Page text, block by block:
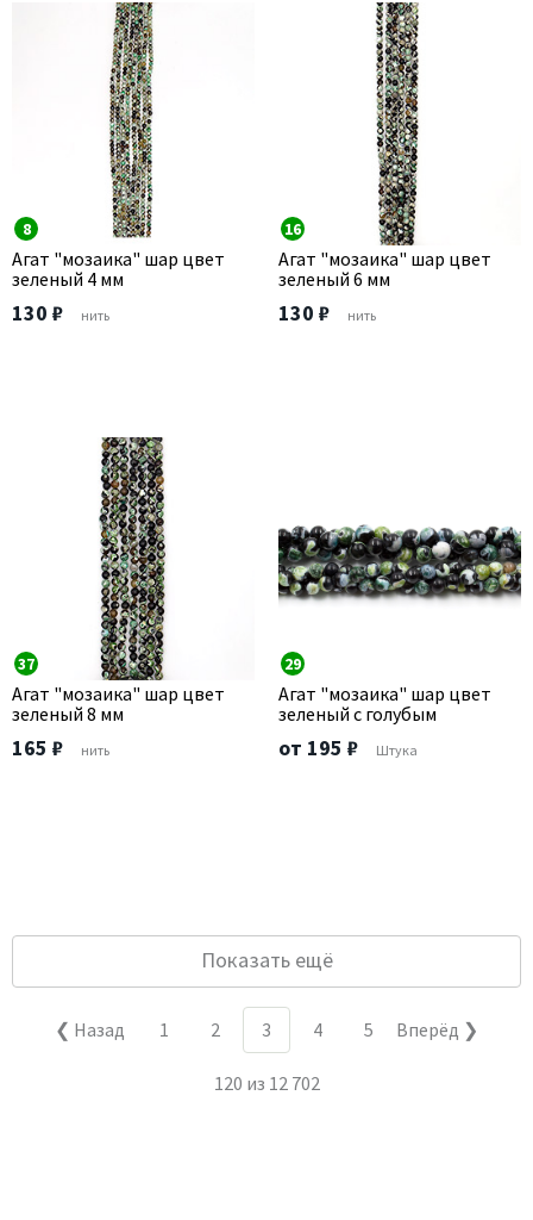
8
Агат "мозаика" шар цвет
зеленый 4 мм
130 ₽ нить
16
Агат "мозаика" шар цвет
зеленый 6 мм
130 ₽ нить
37
Агат "мозаика" шар цвет
зеленый 8 мм
165 ₽ нить
29
Агат "мозаика" шар цвет
зеленый с голубым
от 195 ₽ Штука
Показать ещё
❮ Назад 1 2 3 4 5 Вперёд ❯
120 из 12 702